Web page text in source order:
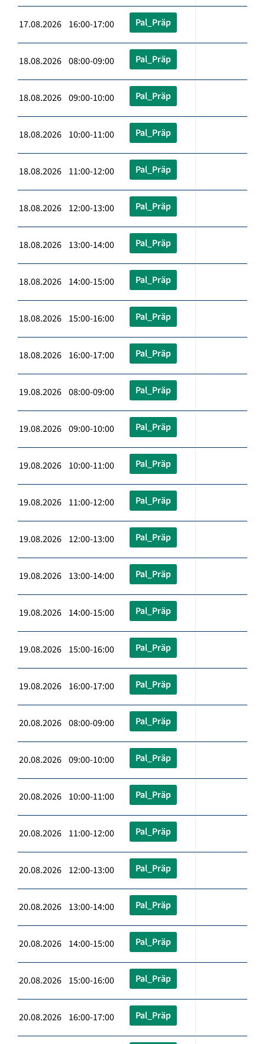
17.08.2026 16:00-17:00 Pal_Präp
18.08.2026 08:00-09:00 Pal_Präp
18.08.2026 09:00-10:00 Pal_Präp
18.08.2026 10:00-11:00 Pal_Präp
18.08.2026 11:00-12:00 Pal_Präp
18.08.2026 12:00-13:00 Pal_Präp
18.08.2026 13:00-14:00 Pal_Präp
18.08.2026 14:00-15:00 Pal_Präp
18.08.2026 15:00-16:00 Pal_Präp
18.08.2026 16:00-17:00 Pal_Präp
19.08.2026 08:00-09:00 Pal_Präp
19.08.2026 09:00-10:00 Pal_Präp
19.08.2026 10:00-11:00 Pal_Präp
19.08.2026 11:00-12:00 Pal_Präp
19.08.2026 12:00-13:00 Pal_Präp
19.08.2026 13:00-14:00 Pal_Präp
19.08.2026 14:00-15:00 Pal_Präp
19.08.2026 15:00-16:00 Pal_Präp
19.08.2026 16:00-17:00 Pal_Präp
20.08.2026 08:00-09:00 Pal_Präp
20.08.2026 09:00-10:00 Pal_Präp
20.08.2026 10:00-11:00 Pal_Präp
20.08.2026 11:00-12:00 Pal_Präp
20.08.2026 12:00-13:00 Pal_Präp
20.08.2026 13:00-14:00 Pal_Präp
20.08.2026 14:00-15:00 Pal_Präp
20.08.2026 15:00-16:00 Pal_Präp
20.08.2026 16:00-17:00 Pal_Präp